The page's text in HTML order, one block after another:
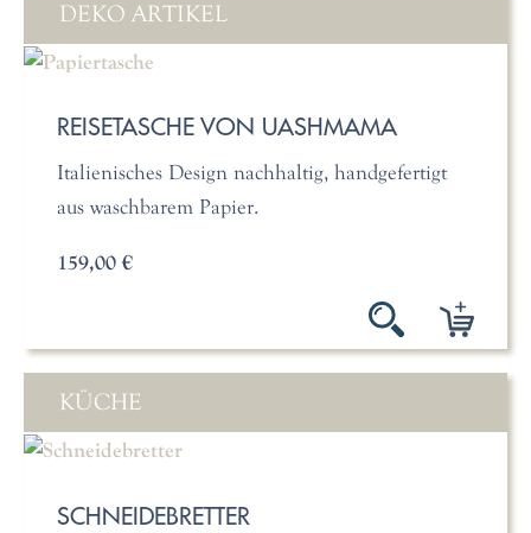
DEKO ARTIKEL
REISETASCHE VON UASHMAMA
Italienisches Design nachhaltig, handgefertigt
aus waschbarem Papier.
159,00 €
KÜCHE
SCHNEIDEBRETTER